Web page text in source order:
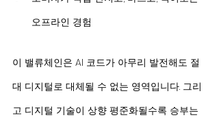
오프라인 경험
이 밸류체인은 AI 코드가 아무리 발전해도 절
대 디지털로 대체될 수 없는 영역입니다. 그리
고 디지털 기술이 상향 평준화될수록 승부는